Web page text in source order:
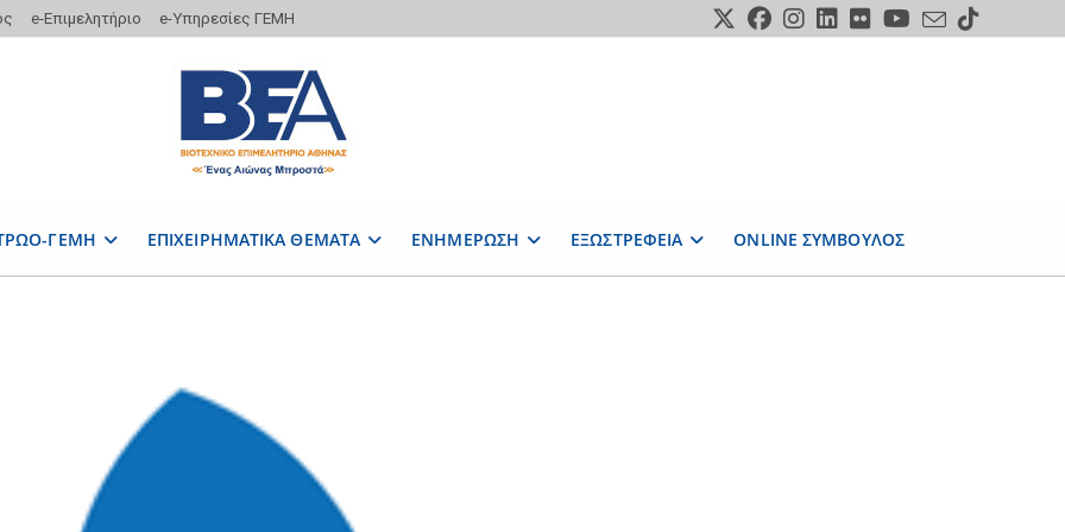
e-Επιμελητήριο e-Υπηρεσίες ΓΕΜΗ
ΓΕΜΗ ΕΠΙΧΕΙΡΗΜΑΤΙΚΑ ΘΕΜΑΤΑ ΕΝΗΜΕΡΩΣΗ ΕΞΩΣΤΡΕΦΕΙΑ ONLINE ΣΥΜΒΟΥΛΟΣ